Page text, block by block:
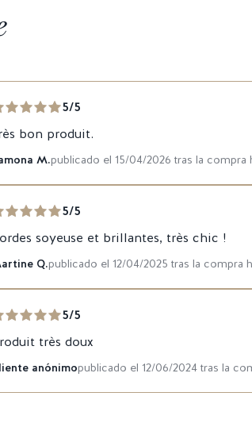
5/5
bon produit.
M.publicado el 15/04/2026 tras la compra
5/5
soyeuse et brillantes, très chic !
Q.publicado el 12/04/2025 tras la compra
5/5
très doux
anónimopublicado el 12/06/2024 tras la